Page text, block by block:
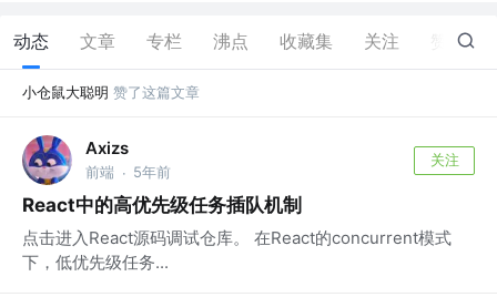
动态 文章 专栏 沸点 收藏集 关注 273
小仓鼠大聪明 赞了这篇文章
Axizs
前端 · 5年前
关注
React中的高优先级任务插队机制
点击进入React源码调试仓库。 在React的concurrent模式
下，低优先级任务...